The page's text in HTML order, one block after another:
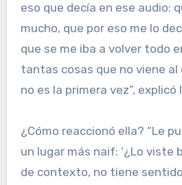
eso que decía en ese audio:
mucho, que por eso me lo
que se me iba a volver todo
tantas cosas que no viene al
no es la primera vez”,
¿Cómo reaccionó ella? “Le
un lugar más naif: ‘¿Lo viste
de contexto, no tiene